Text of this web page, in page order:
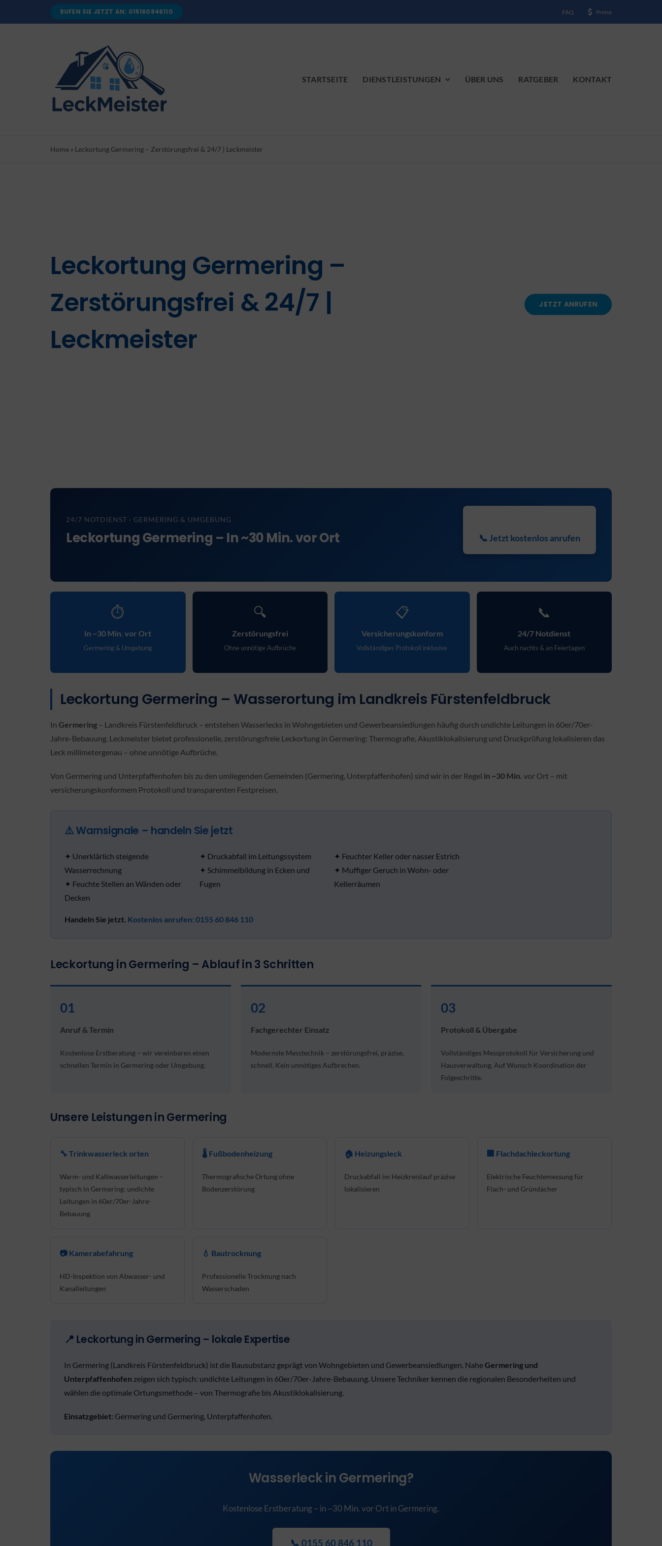
RUFEN SIE JETZT AN: 015160846110 FAQ Preise
STARTSEITE DIENSTLEISTUNGEN ÜBER UNS RATGEBER KONTAKT
Home » Leckortung Germering – Zerstörungsfrei & 24/7 | Leckmeister
Leckortung Germering –
Zerstörungsfrei & 24/7 |
Leckmeister
JETZT ANRUFEN
24/7 NOTDIENST · GERMERING & UMGEBUNG
Leckortung Germering – In ~30 Min. vor Ort 📞 Jetzt kostenlos anrufen
⏱
In ~30 Min. vor Ort
Germering & Umgebung
🔍
Zerstörungsfrei
Ohne unnötige Aufbrüche
📋
Versicherungskonform
Vollständiges Protokoll inklusive
📞
24/7 Notdienst
Auch nachts & an Feiertagen
Leckortung Germering – Wasserortung im Landkreis Fürstenfeldbruck
In Germering – Landkreis Fürstenfeldbruck – entstehen Wasserlecks in Wohngebieten und Gewerbeansiedlungen häufig durch undichte Leitungen in 60er/70er-
Jahre-Bebauung. Leckmeister bietet professionelle, zerstörungsfreie Leckortung in Germering: Thermografie, Akustiklokalisierung und Druckprüfung lokalisieren das
Leck millimetergenau – ohne unnötige Aufbrüche.
Von Germering und Unterpfaffenhofen bis zu den umliegenden Gemeinden (Germering, Unterpfaffenhofen) sind wir in der Regel in ~30 Min. vor Ort – mit
versicherungskonformem Protokoll und transparenten Festpreisen.
⚠️ Warnsignale – handeln Sie jetzt
✦ Unerklärlich steigende
Wasserrechnung
✦ Feuchte Stellen an Wänden oder
Decken
✦ Druckabfall im Leitungssystem
✦ Schimmelbildung in Ecken und
Fugen
✦ Feuchter Keller oder nasser Estrich
✦ Muffiger Geruch in Wohn- oder
Kellerräumen
Handeln Sie jetzt. Kostenlos anrufen: 0155 60 846 110
Leckortung in Germering – Ablauf in 3 Schritten
01
Anruf & Termin
Kostenlose Erstberatung – wir vereinbaren einen
schnellen Termin in Germering oder Umgebung.
02
Fachgerechter Einsatz
Modernste Messtechnik – zerstörungsfrei, präzise,
schnell. Kein unnötiges Aufbrechen.
03
Protokoll & Übergabe
Vollständiges Messprotokoll für Versicherung und
Hausverwaltung. Auf Wunsch Koordination der
Folgeschritte.
Unsere Leistungen in Germering
🔧 Trinkwasserleck orten
Warm- und Kaltwasserleitungen –
typisch in Germering: undichte
Leitungen in 60er/70er-Jahre-
Bebauung
🌡 Fußbodenheizung
Thermografische Ortung ohne
Bodenzerstörung
🏠 Heizungsleck
Druckabfall im Heizkreislauf präzise
lokalisieren
🏢 Flachdachleckortung
Elektrische Feuchtemessung für
Flach- und Gründächer
📷 Kamerabefahrung
HD-Inspektion von Abwasser- und
Kanalleitungen
💧 Bautrocknung
Professionelle Trocknung nach
Wasserschaden
📍 Leckortung in Germering – lokale Expertise
In Germering (Landkreis Fürstenfeldbruck) ist die Bausubstanz geprägt von Wohngebieten und Gewerbeansiedlungen. NaheGermering und
Unterpfaffenhofen zeigen sich typisch: undichte Leitungen in 60er/70er-Jahre-Bebauung. Unsere Techniker kennen die regionalen Besonderheiten und
wählen die optimale Ortungsmethode – von Thermografie bis Akustiklokalisierung.
Einsatzgebiet: Germering und Germering, Unterpfaffenhofen.
Wasserleck in Germering?
Kostenlose Erstberatung – in ~30 Min. vor Ort in Germering.
📞 0155 60 846 110